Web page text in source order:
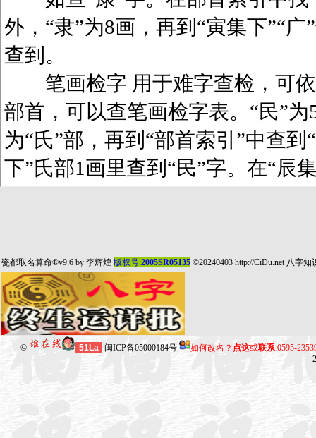
外，“隶”为8画，再到“寅集下”“
查到。
笔画检字 用于难字查检，可依
部首，可以查笔画检字表。“民”
为“氏”部，再到“部首索引”中查到
下”氏部1画里查到“民”字。在“辰
瓷都取名算命®v9.6 by 李辉煌 版权号:2005SR05135 ©20240403 http://CiDu.net 八字知
© 51La 闽ICP备05000184号 如何改名？ 点这或联系:0595-